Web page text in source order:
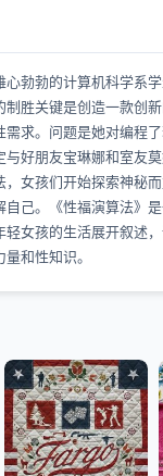
心勃勃的计算机科学系
制胜关键是创造一款创
需求。问题是她对编程
与好朋友宝琳娜和室友
，女孩们开始探索神秘
自己。《性福演算法》
轻女孩的生活展开叙述
和性知识。